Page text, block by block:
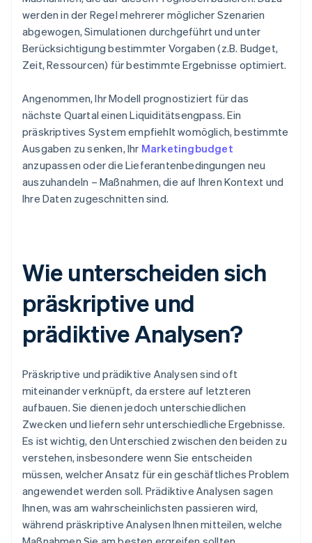
werden in der Regel mehrerer möglicher Szenarien
abgewogen, Simulationen durchgeführt und unter
Berücksichtigung bestimmter Vorgaben (z.B. Budget,
Zeit, Ressourcen) für bestimmte Ergebnisse optimiert.
Angenommen, Ihr Modell prognostiziert für das
nächste Quartal einen Liquiditätsengpass. Ein
präskriptives System empfiehlt womöglich, bestimmte
Ausgaben zu senken, Ihr Marketingbudget
anzupassen oder die Lieferantenbedingungen neu
auszuhandeln – Maßnahmen, die auf Ihren Kontext und
Ihre Daten zugeschnitten sind.
Wie unterscheiden sich
präskriptive und
prädiktive Analysen?
Präskriptive und prädiktive Analysen sind oft
miteinander verknüpft, da erstere auf letzteren
aufbauen. Sie dienen jedoch unterschiedlichen
Zwecken und liefern sehr unterschiedliche Ergebnisse.
Es ist wichtig, den Unterschied zwischen den beiden zu
verstehen, insbesondere wenn Sie entscheiden
müssen, welcher Ansatz für ein geschäftliches Problem
angewendet werden soll. Prädiktive Analysen sagen
Ihnen, was am wahrscheinlichsten passieren wird,
während präskriptive Analysen Ihnen mitteilen, welche